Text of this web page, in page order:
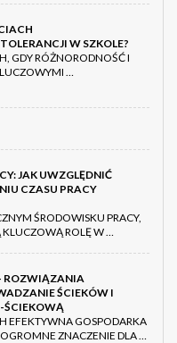
W SZKOLE?
GDY RÓŻNORODNOŚĆ I
…
JAK UWZGLĘDNIĆ
CZASU PRACY
ŚRODOWISKU PRACY,
KLUCZOWĄ ROLĘ W …
ROZWIĄZANIA
ŚCIEKÓW I
ŚCIEKOWĄ
EFEKTYWNA GOSPODARKA
ZNACZENIE DLA …